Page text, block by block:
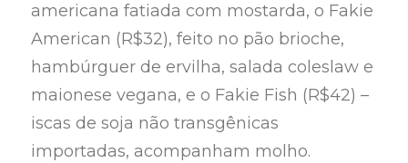
americana fatiada com mostarda, o Fakie
American (R$32), feito no pão brioche,
hambúrguer de ervilha, salada coleslaw e
maionese vegana, e o Fakie Fish (R$42) –
iscas de soja não transgênicas
importadas, acompanham molho.